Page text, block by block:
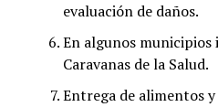
evaluación de daños.
En algunos
Caravanas de la Salud.
Entrega de alimentos